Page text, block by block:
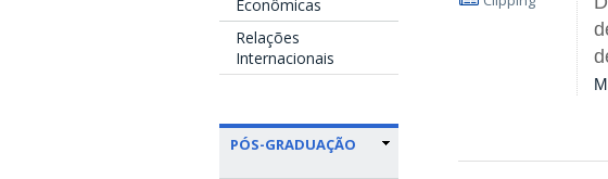
Econômicas
Relações
Internacionais
PÓS-GRADUAÇÃO